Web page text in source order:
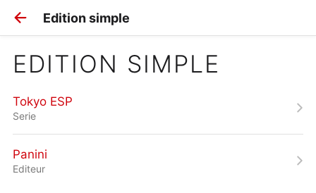
Edition simple
EDITION SIMPLE
Tokyo ESP
Serie
Panini
Editeur